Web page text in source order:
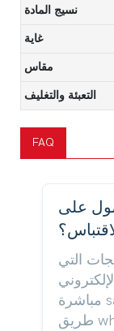
نسيج المادة
غاية
مقاس
التعبئة والتغليف
FAQ
على
التي
مباشرة sale@shtengwei.com أو عن
طريق whatsapp أو wechat 0086-